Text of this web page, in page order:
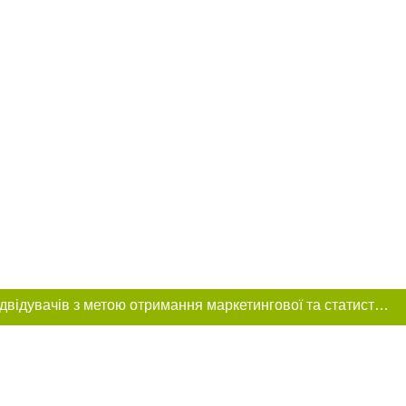
Цей сайт використовує «cookies». Також веб-сайт використовує інтернет-сервіс для збору технічних даних стосовно відвідувачів з метою отримання маркетингової та статистичної інформації. Умови обробки даних відвідувачів сайту див.